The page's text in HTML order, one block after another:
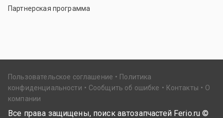
Партнерская программа
Пользовательское соглашение
Политика
конфиденциальности
Сообщить об ошибке Контакты
О
компании
Все права защищены, поиск автозапчастей Ferio.ru ©